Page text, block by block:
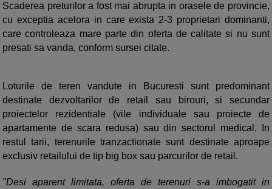
Scaderea preturilor a fost mai abrupta in orasele de provincie,
cu exceptia acelora in care exista 2-3 proprietari dominanti,
care controleaza mare parte din oferta de calitate si nu sunt
presati sa vanda, conform sursei citate.
Loturile de teren vandute in Bucuresti sunt predominant
destinate dezvoltarilor de retail sau birouri, si secundar
proiectelor rezidentiale (vile individuale sau proiecte de
apartamente de scara redusa) sau din sectorul medical. In
restul tarii, terenurile tranzactionate sunt destinate aproape
exclusiv retailului de tip big box sau parcurilor de retail.
"Desi aparent limitata, oferta de terenuri s-a imbogatit in